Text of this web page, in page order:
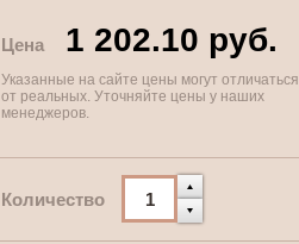
Цена 1 202.10 руб.
Указанные на сайте цены могут отличаться
от реальных. Уточняйте цены у наших
менеджеров.
Количество